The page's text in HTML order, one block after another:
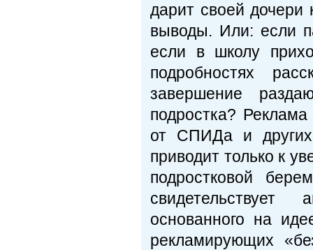
дарит своей дочери
выводы. Или: если
если в школу
подробностях
завершение
подростка?
от СПИДа и других
приводит только к
подростковой
свидетельствует
основанного на
рекламирующих